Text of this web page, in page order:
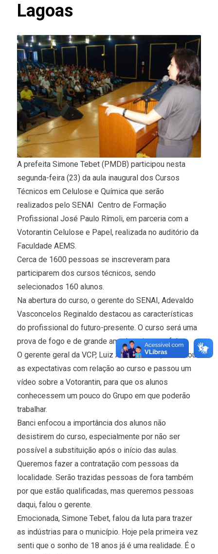
Lagoas
A prefeita Simone Tebet (PMDB) participou nesta
segunda-feira (23) da aula inaugural dos Cursos
Técnicos em Celulose e Química que serão
realizados pelo SENAI  Centro de Formação
Profissional José Paulo Rímoli, em parceria com a
Votorantin Celulose e Papel, realizada no auditório da
Faculdade AEMS.
Cerca de 1600 pessoas se inscreveram para
participarem dos cursos técnicos, sendo
selecionados 160 alunos.
Na abertura do curso, o gerente do SENAI, Adevaldo
Vasconcelos Reginaldo destacou as características
do profissional do futuro-presente. O curso será uma
prova de fogo e de grande amadurecimento, falou.
O gerente geral da VCP, Luiz Alberto Banci, ressaltou
as expectativas com relação ao curso e passou um
vídeo sobre a Votorantin, para que os alunos
conhecessem um pouco do Grupo em que poderão
trabalhar.
Banci enfocou a importância dos alunos não
desistirem do curso, especialmente por não ser
possível a substituição após o início das aulas.
Queremos fazer a contratação com pessoas da
localidade. Serão trazidas pessoas de fora também
por que estão qualificadas, mas queremos pessoas
daqui, falou o gerente.
Emocionada, Simone Tebet, falou da luta para trazer
as indústrias para o município. Hoje pela primeira vez
senti que o sonho de 18 anos já é uma realidade. É o